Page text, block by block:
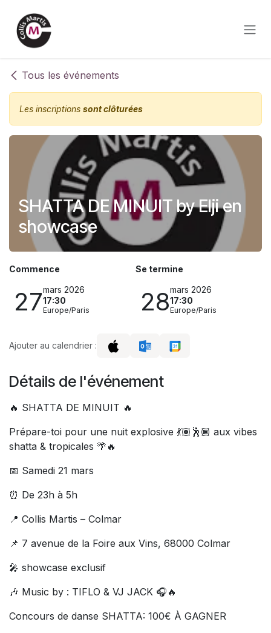
Tous les événements
Les inscriptions sont clôturées
SHATTA DE MINUIT by Elji en
showcase
Commence
27mars 2026
17:30
Europe/Paris
Se termine
28mars 2026
17:30
Europe/Paris
Ajouter au calendrier :
Détails de l'événement
🔥 SHATTA DE MINUIT 🔥
Prépare-toi pour une nuit explosive 💃🏽🕺🏾 aux vibes
shatta & tropicales 🌴🔥
📅 Samedi 21 mars
⏰ De 23h à 5h
📍 Collis Martis – Colmar
📌 7 avenue de la Foire aux Vins, 68000 Colmar
🎤 showcase exclusif
🎶 Music by : TIFLO & VJ JACK 🎧🔥
Concours de danse SHATTA: 100€ À GAGNER